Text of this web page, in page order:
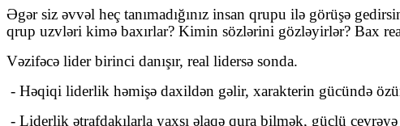
Əgər siz əvvəl heç tanımadığınız insan qrupu ilə görüşə
qrup uzvləri kimə baxırlar? Kimin sözlərini gözləyirlər? Bax
Vəzifəcə lider birinci danışır, real lidersə sonda.
- Həqiqi liderlik həmişə daxildən gəlir, xarakterin gücündə
- Liderlik ətrafdakılarla yaxşı əlaqə qura bilmək, güclü